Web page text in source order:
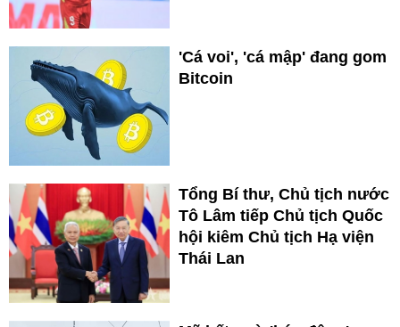
'Cá voi', 'cá mập' đang gom
Bitcoin
Tổng Bí thư, Chủ tịch nước
Tô Lâm tiếp Chủ tịch Quốc
hội kiêm Chủ tịch Hạ viện
Thái Lan